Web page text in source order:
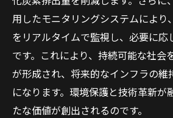
用したモニタリングシステムにより
をリアルタイムで監視し、必要に応
です。これにより、持続可能な社会
が形成され、将来的なインフラの維
になります。環境保護と技術革新が
たな価値が創出されるのです。